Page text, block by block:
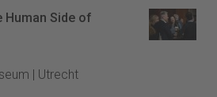
Human Side of
| Utrecht